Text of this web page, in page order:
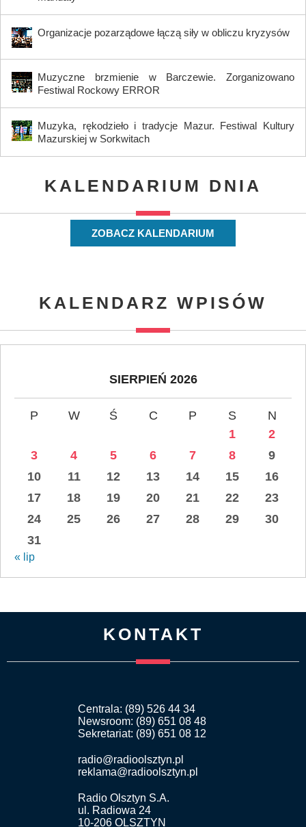
Organizacje pozarządowe łączą siły w obliczu kryzysów
Muzyczne brzmienie w Barczewie. Zorganizowano
Festiwal Rockowy ERROR
Muzyka, rękodzieło i tradycje Mazur. Festiwal Kultury
Mazurskiej w Sorkwitach
KALENDARIUM DNIA
ZOBACZ KALENDARIUM
KALENDARZ WPISÓW
SIERPIEŃ 2026
P W Ś C P S
N
1
2
3
4 5 6 7 8
9
10
11 12 13 14 15
16
17
18 19 20 21 22
23
24
25 26 27 28 29
30
31
« lip
KONTAKT
Centrala: (89) 526 44 34
Newsroom: (89) 651 08 48
Sekretariat: (89) 651 08 12
radio@radioolsztyn.pl
reklama@radioolsztyn.pl
Radio Olsztyn S.A.
ul. Radiowa 24
10-206 OLSZTYN